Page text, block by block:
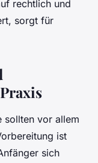
rechtlich und
sorgt für
sollten vor allem
ist
sich